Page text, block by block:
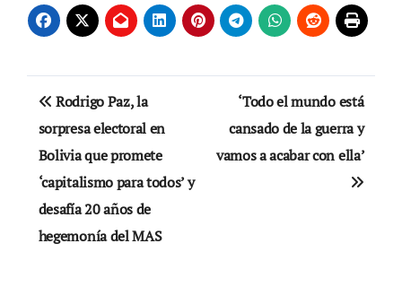
Navegación
de
entradas
Rodrigo Paz, la
sorpresa electoral en
Bolivia que promete
‘capitalismo para todos’ y
desafía 20 años de
hegemonía del MAS
‘Todo el mundo está
cansado de la guerra y
vamos a acabar con ella’